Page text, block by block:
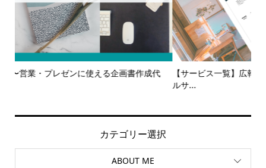
【サービス一覧】広報・企画・デザインの単発依頼からトータ 多
カテゴリー選択
ABOUT ME